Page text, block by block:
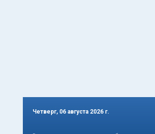
Четверг, 06 августа 2026 г.